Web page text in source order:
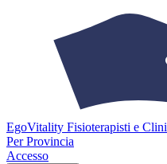
EgoVitality Fisioterapisti e
Per Provincia
Accesso